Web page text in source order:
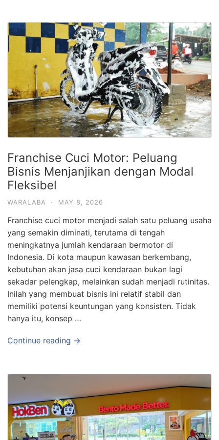
Franchise Cuci Motor: Peluang
Bisnis Menjanjikan dengan Modal
Fleksibel
WARALABA · MAY 8, 2026
Franchise cuci motor menjadi salah satu peluang usaha
yang semakin diminati, terutama di tengah
meningkatnya jumlah kendaraan bermotor di
Indonesia. Di kota maupun kawasan berkembang,
kebutuhan akan jasa cuci kendaraan bukan lagi
sekadar pelengkap, melainkan sudah menjadi rutinitas.
Inilah yang membuat bisnis ini relatif stabil dan
memiliki potensi keuntungan yang konsisten. Tidak
hanya itu, konsep …
Continue reading →